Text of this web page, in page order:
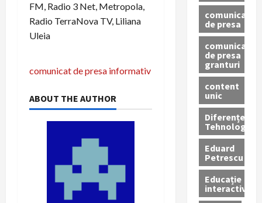
FM, Radio 3 Net, Metropola,
Radio TerraNova TV, Liliana
Uleia
P
o
comunicat de presa informativ
ABOUT THE AUTHOR
comunicate
de presa
comunicate
de presa
granturi
content
unic
Diferențe
Tehnologice
Eduard
Petrescu
Educație
interactivă